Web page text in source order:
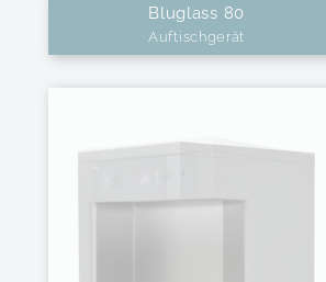
Bluglass 80
Auftischgerät